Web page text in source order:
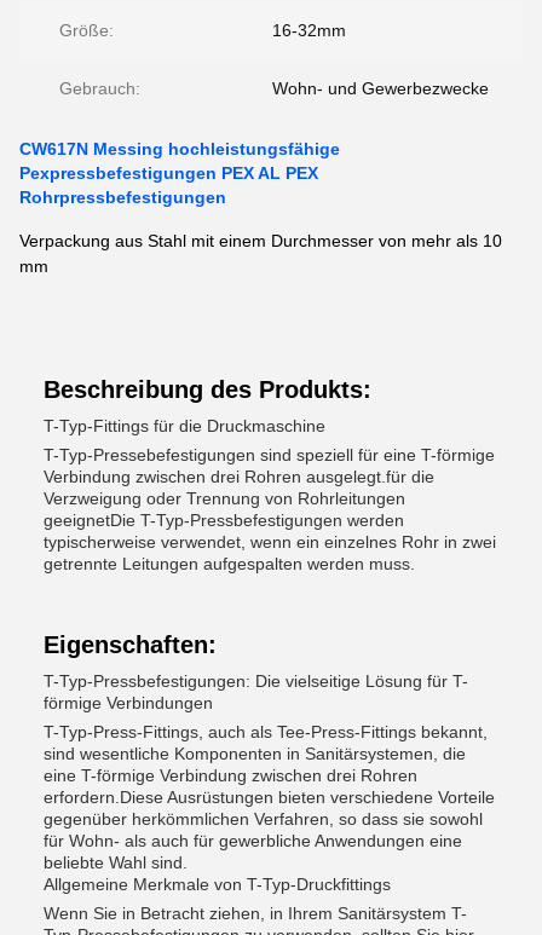
Größe: 16-32mm
Gebrauch: Wohn- und Gewerbezwecke
CW617N Messing hochleistungsfähige
Pexpressbefestigungen PEX AL PEX
Rohrpressbefestigungen
Verpackung aus Stahl mit einem Durchmesser von mehr als 10
mm
Beschreibung des Produkts:
T-Typ-Fittings für die Druckmaschine
T-Typ-Pressebefestigungen sind speziell für eine T-förmige
Verbindung zwischen drei Rohren ausgelegt.für die
Verzweigung oder Trennung von Rohrleitungen
geeignetDie T-Typ-Pressbefestigungen werden
typischerweise verwendet, wenn ein einzelnes Rohr in zwei
getrennte Leitungen aufgespalten werden muss.
Eigenschaften:
T-Typ-Pressbefestigungen: Die vielseitige Lösung für T-
förmige Verbindungen
T-Typ-Press-Fittings, auch als Tee-Press-Fittings bekannt,
sind wesentliche Komponenten in Sanitärsystemen, die
eine T-förmige Verbindung zwischen drei Rohren
erfordern.Diese Ausrüstungen bieten verschiedene Vorteile
gegenüber herkömmlichen Verfahren, so dass sie sowohl
für Wohn- als auch für gewerbliche Anwendungen eine
beliebte Wahl sind.
Allgemeine Merkmale von T-Typ-Druckfittings
Wenn Sie in Betracht ziehen, in Ihrem Sanitärsystem T-